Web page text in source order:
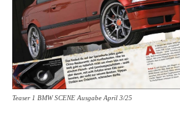
Teaser 1 BMW SCENE Ausgabe April 3/25